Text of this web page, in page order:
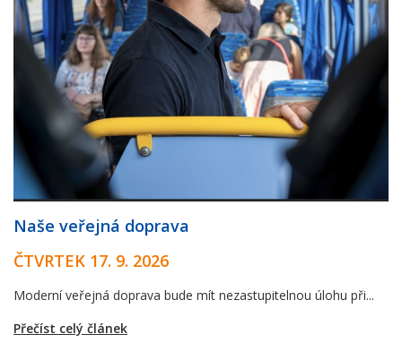
Naše veřejná doprava
ČTVRTEK 17. 9. 2026
Moderní veřejná doprava bude mít nezastupitelnou úlohu při...
Přečíst celý článek